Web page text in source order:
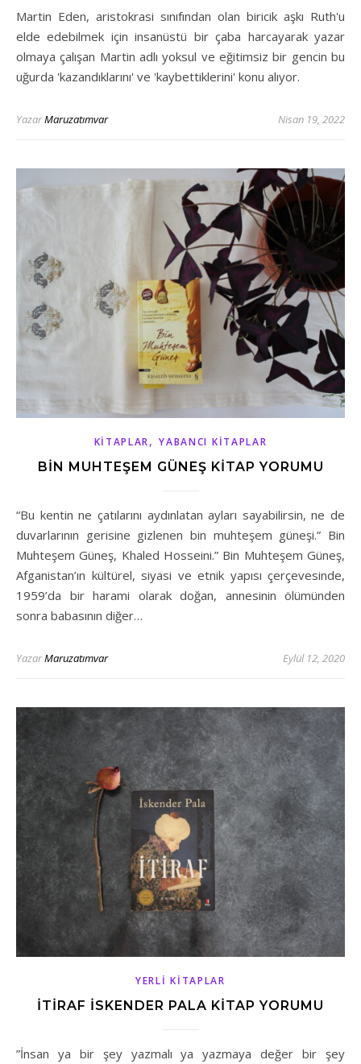
Martin Eden, aristokrasi sınıfından olan biricik aşkı Ruth'u
elde edebilmek için insanüstü bir çaba harcayarak yazar
olmaya çalışan Martin adlı yoksul ve eğitimsiz bir gencin bu
uğurda 'kazandıklarını' ve 'kaybettiklerini' konu alıyor.
YazarMaruzatımvar Nisan 19, 2022
KITAPLAR,YABANCI KITAPLAR
BIN MUHTEŞEM GÜNEŞ KITAP YORUMU
“Bu kentin ne çatılarını aydınlatan ayları sayabilirsin, ne de
duvarlarının gerisine gizlenen bin muhteşem güneşi.” Bin
Muhteşem Güneş, Khaled Hosseini.” Bin Muhteşem Güneş,
Afganistan’ın kültürel, siyasi ve etnik yapısı çerçevesinde,
1959’da bir harami olarak doğan, annesinin ölümünden
sonra babasının diğer…
YazarMaruzatımvar Eylül 12, 2020
YERLI KITAPLAR
İTIRAF İSKENDER PALA KITAP YORUMU
”İnsan ya bir şey yazmalı ya yazmaya değer bir şey